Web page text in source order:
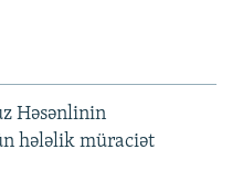
Həsənlinin
hələlik müraciət